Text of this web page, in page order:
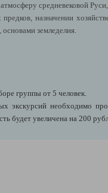
средневековой
назначении
земледелия.
группы от 5 человек.
необходимо
будет увеличена на 200